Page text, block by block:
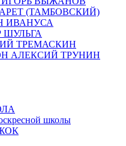
(ТАМБОВСКИЙ)
ИВАНУСА
ШУЛЬГА
ТРЕМАСКИН
АЛЕКСИЙ ТРУНИН
школы